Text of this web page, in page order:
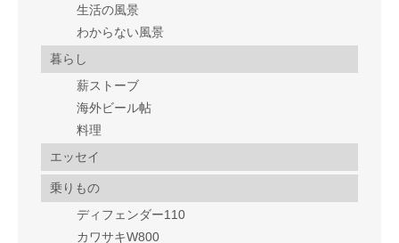
生活の風景
わからない風景
暮らし
薪ストーブ
海外ビール帖
料理
エッセイ
乗りもの
ディフェンダー110
カワサキW800